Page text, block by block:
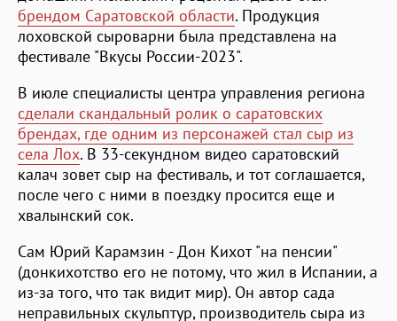
брендом Саратовской области. Продукция
лоховской сыроварни была представлена на
фестивале "Вкусы России-2023".
В июле специалисты центра управления региона
сделали скандальный ролик о саратовских
брендах, где одним из персонажей стал сыр из
села Лох. В 33-секундном видео саратовский
калач зовет сыр на фестиваль, и тот соглашается,
после чего с ними в поездку просится еще и
хвалынский сок.
Сам Юрий Карамзин - Дон Кихот "на пенсии"
(донкихотство его не потому, что жил в Испании, а
из-за того, что так видит мир). Он автор сада
неправильных скульптур, производитель сыра из